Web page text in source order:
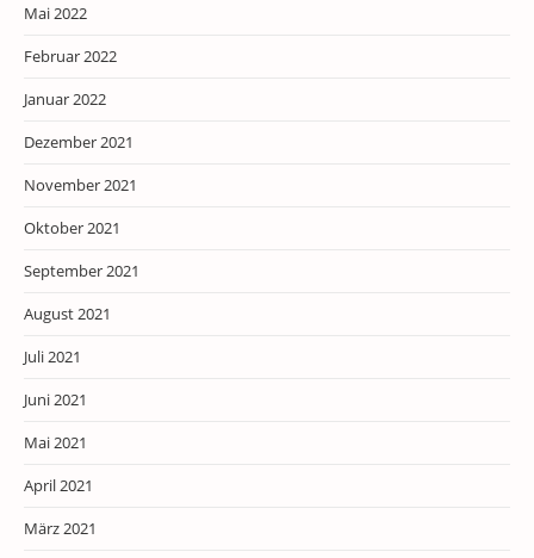
Mai 2022
Februar 2022
Januar 2022
Dezember 2021
November 2021
Oktober 2021
September 2021
August 2021
Juli 2021
Juni 2021
Mai 2021
April 2021
März 2021